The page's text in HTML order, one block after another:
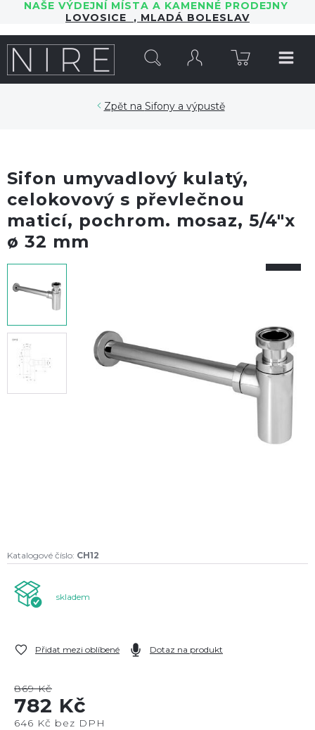
NAŠE VÝDEJNÍ MÍSTA A KAMENNÉ PRODEJNY
LOVOSICE , MLADÁ BOLESLAV
Sifony a výpustě
Sifon umyvadlový kulatý,
celokovový s převlečnou
maticí, pochrom. mosaz, 5/4"x
ø 32 mm
Katalogové číslo: CH12
skladem
Přidat mezi oblíbené Dotaz na produkt
869 Kč
782 Kč
646 Kč bez DPH